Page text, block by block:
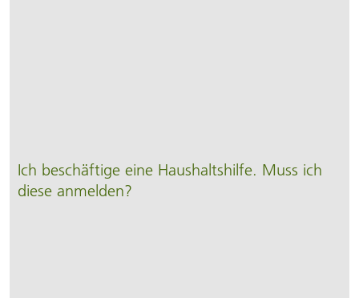
Ich beschäftige eine Haushaltshilfe. Muss ich
diese anmelden?